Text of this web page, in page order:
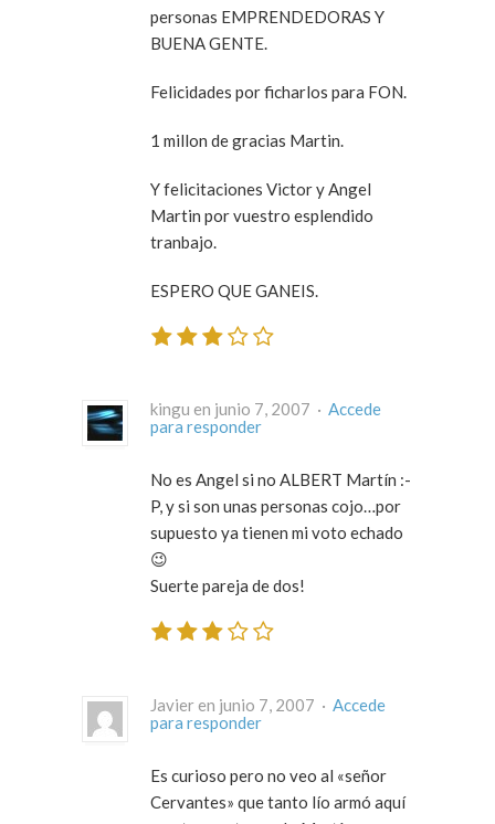
personas EMPRENDEDORAS Y
BUENA GENTE.
Felicidades por ficharlos para FON.
1 millon de gracias Martin.
Y felicitaciones Victor y Angel
Martin por vuestro esplendido
tranbajo.
ESPERO QUE GANEIS.
kingu en junio 7, 2007 · Accede
para responder
No es Angel si no ALBERT Martín :-
P, y si son unas personas cojo…por
supuesto ya tienen mi voto echado
😉
Suerte pareja de dos!
Javier en junio 7, 2007 · Accede
para responder
Es curioso pero no veo al «señor
Cervantes» que tanto lío armó aquí